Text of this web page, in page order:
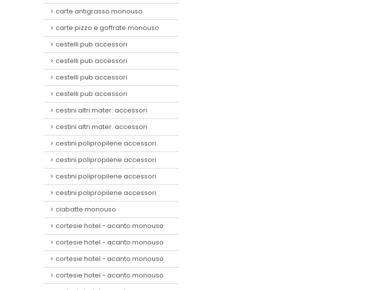
carte antigrasso monouso
carte pizzo e goffrate monouso
cestelli pub accessori
cestelli pub accessori
cestelli pub accessori
cestelli pub accessori
cestini altri mater. accessori
cestini altri mater. accessori
cestini polipropilene accessori
cestini polipropilene accessori
cestini polipropilene accessori
cestini polipropilene accessori
ciabatte monouso
cortesie hotel - acanto monouso
cortesie hotel - acanto monouso
cortesie hotel - acanto monouso
cortesie hotel - acanto monouso